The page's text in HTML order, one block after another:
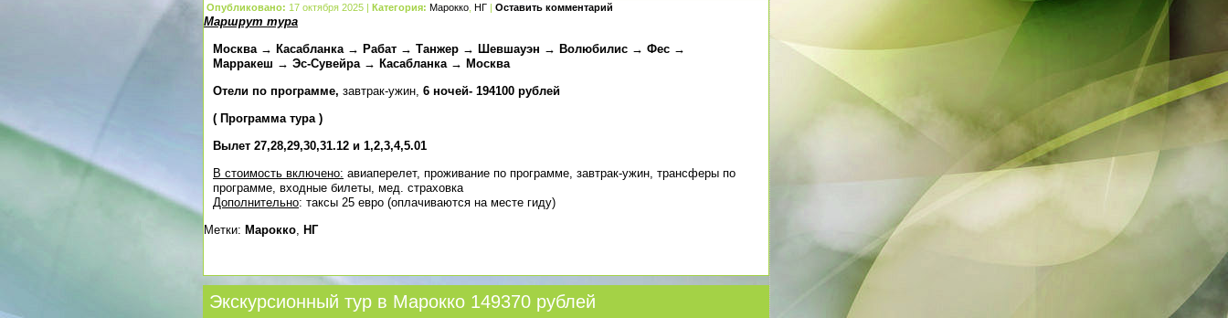
Опубликовано: 17 октября 2025 | Категория: Марокко НГ | Оставить комментарий
Маршрут тура
Москва → Касабланка → Рабат → Танжер → Шевшауэн → Волюбилис → Фес →
Марракеш → Эс-Сувейра → Касабланка → Москва
Отели по программе, завтрак-ужин, 6 ночей- 194100 рублей
( Программа тура )
Вылет 27,28,29,30,31.12 и 1,2,3,4,5.01
В стоимость включено: авиаперелет, проживание по программе, завтрак-ужин, трансферы по
программе, входные билеты, мед. cтраховка
Дополнительно: таксы 25 евро (оплачиваются на месте гиду)
Метки: Марокко НГ
Экскурсионный тур в Марокко 149370 рублей